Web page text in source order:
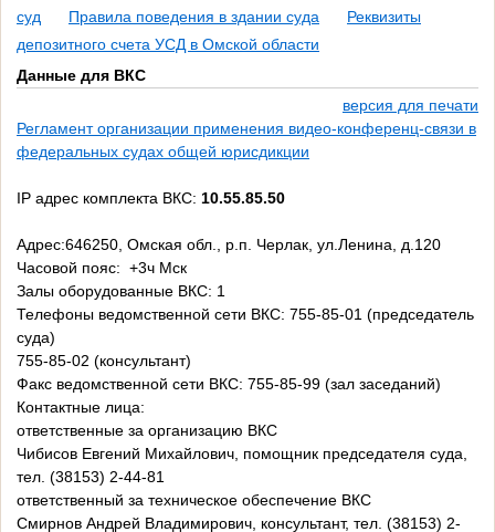
суд
Правила поведения в здании суда
Реквизиты
депозитного счета УСД в Омской области
Данные для ВКС
версия для печати
Регламент организации применения видео-конференц-связи в
федеральных судах общей юрисдикции
IP адрес комплекта ВКС: 10.55.85.50
Адрес:646250, Омская обл., р.п. Черлак, ул.Ленина, д.120
Часовой пояс: +3ч Мск
Залы оборудованные ВКС: 1
Телефоны ведомственной сети ВКС: 755-85-01 (председатель
суда)
755-85-02 (консультант)
Факс ведомственной сети ВКС: 755-85-99 (зал заседаний)
Контактные лица:
ответственные за организацию ВКС
Чибисов Евгений Михайлович, помощник председателя суда,
тел. (38153) 2-44-81
ответственный за техническое обеспечение ВКС
Смирнов Андрей Владимирович, консультант, тел. (38153) 2-